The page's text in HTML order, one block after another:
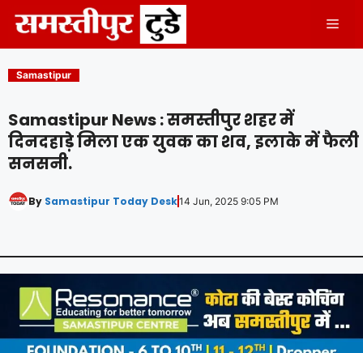
content
Samastipur
Samastipur News : समस्तीपुर शहर में
दिनदहाड़े मिला एक युवक का शव, इलाके में फैली
सनसनी.
By Samastipur Today Desk14 Jun, 2025 9:05 PM